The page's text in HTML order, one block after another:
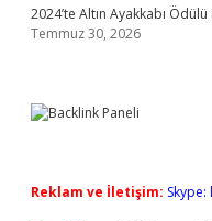
2024’te Altın Ayakkabı
Temmuz 30, 2026
Reklam ve İletişim: